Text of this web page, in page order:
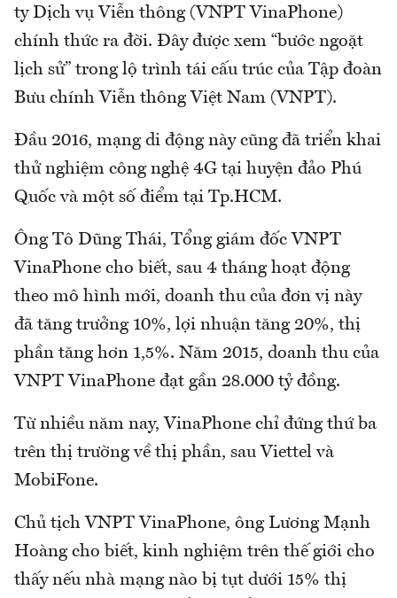
ty Dịch vụ Viễn thông (VNPT VinaPhone)
chính thức ra đời. Đây được xem “bước ngoặt
lịch sử” trong lộ trình tái cấu trúc của Tập đoàn
Bưu chính Viễn thông Việt Nam (VNPT).
Đầu 2016, mạng di động này cũng đã triển khai
thử nghiệm công nghệ 4G tại huyện đảo Phú
Quốc và một số điểm tại Tp.HCM.
Ông Tô Dũng Thái, Tổng giám đốc VNPT
VinaPhone cho biết, sau 4 tháng hoạt động
theo mô hình mới, doanh thu của đơn vị này
đã tăng trưởng 10%, lợi nhuận tăng 20%, thị
phần tăng hơn 1,5%. Năm 2015, doanh thu của
VNPT VinaPhone đạt gần 28.000 tỷ đồng.
Từ nhiều năm nay, VinaPhone chỉ đứng thứ ba
trên thị trường về thị phần, sau Viettel và
MobiFone.
Chủ tịch VNPT VinaPhone, ông Lương Mạnh
Hoàng cho biết, kinh nghiệm trên thế giới cho
thấy nếu nhà mạng nào bị tụt dưới 15% thị